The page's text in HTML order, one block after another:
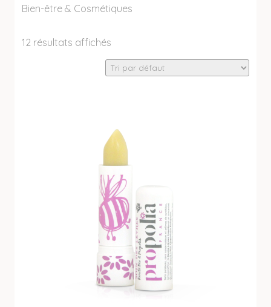
Bien-être & Cosmétiques
12 résultats affichés